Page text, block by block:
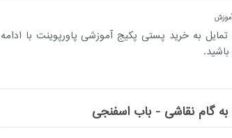
آموزش
به خرید پستی پکیج آموزشیپاورپوینت با ادامه
گام نقاشی - باب اسفنجی